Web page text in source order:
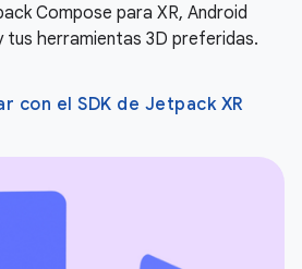
Compose para XR, Android
tus herramientas 3D preferidas.
con el SDK de Jetpack XR